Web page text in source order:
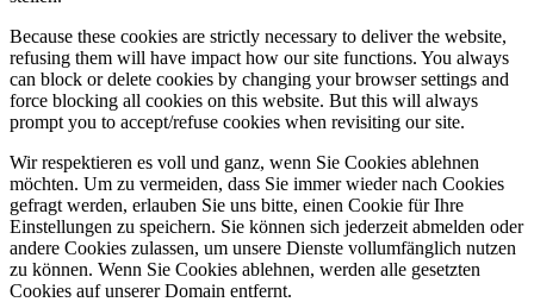
Because these cookies are strictly necessary to deliver the website,
refusing them will have impact how our site functions. You always
can block or delete cookies by changing your browser settings and
force blocking all cookies on this website. But this will always
prompt you to accept/refuse cookies when revisiting our site.
Wir respektieren es voll und ganz, wenn Sie Cookies ablehnen
möchten. Um zu vermeiden, dass Sie immer wieder nach Cookies
gefragt werden, erlauben Sie uns bitte, einen Cookie für Ihre
Einstellungen zu speichern. Sie können sich jederzeit abmelden oder
andere Cookies zulassen, um unsere Dienste vollumfänglich nutzen
zu können. Wenn Sie Cookies ablehnen, werden alle gesetzten
Cookies auf unserer Domain entfernt.